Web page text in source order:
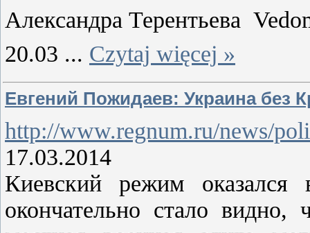
Александра Терентьева
20.03 ... Czytaj więcej »
Евгений Пожидаев: Украина без
http://www.regnum.ru/news/
17.03.2014
Киевский режим
окончательно стало